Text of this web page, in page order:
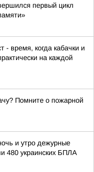
первый цикл
- время, когда кабачки и
на каждой
Помните о пожарной
и утро дежурные
480 украинских БПЛА